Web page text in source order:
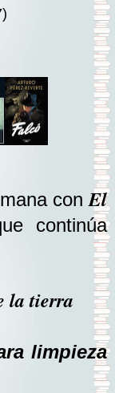
con El
continúa
la tierra
limpieza